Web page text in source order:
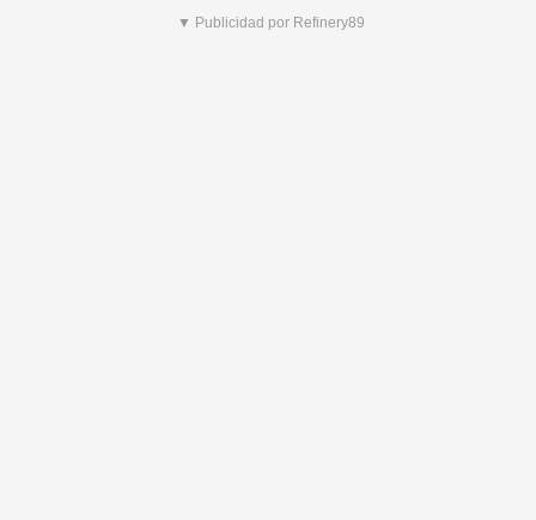
▼ Publicidad por Refinery89